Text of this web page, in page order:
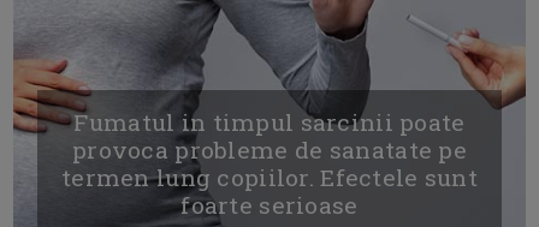
Fumatul in timpul sarcinii poate
provoca probleme de sanatate pe
termen lung copiilor. Efectele sunt
foarte serioase